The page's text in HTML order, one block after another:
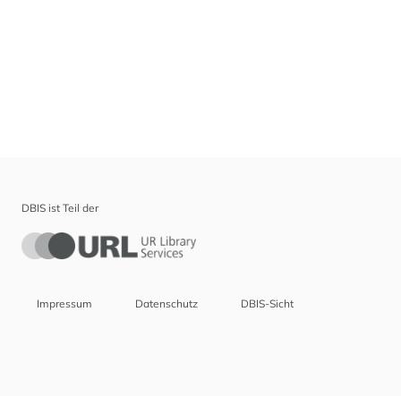
DBIS ist Teil der
Impressum Datenschutz DBIS-Sicht